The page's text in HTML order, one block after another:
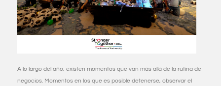
A lo largo del año, existen momentos que van más allá de la rutina de
negocios. Momentos en los que es posible detenerse, observar el